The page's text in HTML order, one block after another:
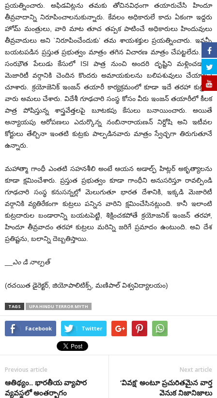
ప్రయత్నించారు. అఫిడవిట్లను తమకు తోచినవిధంగా తయారుచేసి హిందూ
తీవ్రవాదాన్ని నిరూపించాలనుకున్నారు. కేవలం అధికారులే కాదు ఏకంగా ఇద్దరు
హోమ్ మంత్రులు, వారి మాట తూచ తప్పక పాటించే అధికారులు హిందువులు
తీవ్రవాదులు అని `నిరూపించేందుకు’ తమ శాయశక్తుల ప్రయత్నించారు. ఇవన్నీ
బయటపడిన ప్రస్తుత ప్రభుత్వం మాత్రం తగిన విచారణ మాత్రం చేపట్టలేదు. వీరే
సంఝౌత పేలుడు కేసులో ISI పాత్ర నుంచి అందరి దృష్టిని మళ్లించడానికి
మెజారిటీ వర్గానికి చెందిన కొందరు అమాయకులను బలిపశువులు చేయాలని
చూశారు. క్రయోజెనిక్ ఇంజన్ తయారీ కార్యక్రమంలో కూడా ఇదే తరహా కుట్రను
వారు అమలు చేశారు. విదేశీ గూఢచారి సంస్థ కోసం వీరు ఇంజన్ తయారీలో కీలక
పాత్ర పోషిస్తున్న శాస్త్రవేత్తలపై బూటకపు కేసులు బనాయించారు. అయితే
అన్యాయపు ఆరోపణలు ఎదుర్కొన్న నంబినారాయణన్ నిర్దోషి అని ఇటీవల
కోర్టులు తేల్చినా ఇంతటి కుట్రకు పాల్పడినవారు మాత్రం స్వేచ్ఛగా తిరుగుతూనే
ఉన్నారు.
మహాత్మా గాంధీ ఎంతటి సహనశీలి అంటే ఆయన అడాల్ఫ్ హిట్లర్ అకృత్యాలను
కూడా క్షమించేశారు. ప్రస్తుత ప్రభుత్వం కూడా గాంధీని అనుసరిస్తూ రావల్పిండి
గూఢచారి సంస్థ కనుసన్నల్లో మెలుగుతూ భారత దేశానికి, ఇక్కడి మెజారిటీ
వర్గానికి వ్యతిరేకంగా కుట్రలు పన్నిన వారిని క్షమించేసినట్లుంది. కానీ ఇలాంటి
కుట్రదారుల బండారాన్ని బయటపెట్టి, శిక్షించకపోతే క్రయోజనిక్ ఇంజన్ తరహా,
హిందూ తీవ్రవాదం తరహా కుట్రలు మరిన్ని జరిగే ప్రమాదం ఉంటుంది. అవి దేశ
ప్రతిష్టను, బలాన్ని దెబ్బతిస్తాయి.
ఎం డి నాల్పత్
(రచయిత డైరెక్టర్, జియోపాలిటిక్స్, మణిపాల్ విశ్వవిద్యాలయం)
TAGS UPA HINDU TERROR MYTH
Facebook Twitter
Previous article
ఆతిథ్యం.. భారతీయ వ్యాపార
వ్యవస్థలో అంతర్భాగం
Next article
‘వివక్ష’ అంటూ ప్రచురితమైన వార్త
వెనుక నిజానిజాలు